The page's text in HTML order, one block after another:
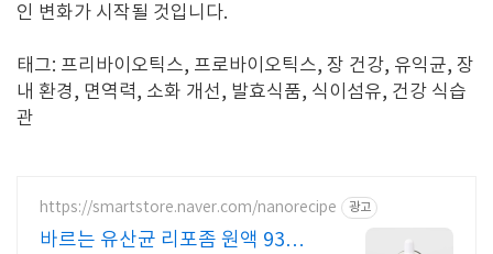
인 변화가 시작될 것입니다.
태그: 프리바이오틱스, 프로바이오틱스, 장 건강, 유익균, 장
내 환경, 면역력, 소화 개선, 발효식품, 식이섬유, 건강 식습
관
https://smartstore.naver.com/nanorecipe 광고
바르는 유산균 리포좀 원액 93%